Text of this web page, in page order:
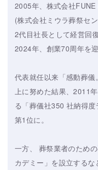
2005年、株式会社FUNE
(株式会社ミウラ葬祭セ
2代目社長として経営回
2024年、創業70周年を迎
代表就任以来「感動葬
上に努めた結果、2011
る「葬儀社350 社納得
第1位に。
一方、 葬祭業者のため
カデミー」を設立する